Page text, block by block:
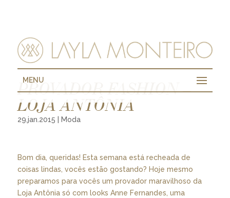
MENU
PROVADOR FASHION –
LOJA ANTÔNIA
29.jan.2015 Moda
Bom dia, queridas! Esta semana está recheada de
coisas lindas, vocês estão gostando? Hoje mesmo
preparamos para vocês um provador maravilhoso da
Loja Antônia só com looks Anne Fernandes, uma